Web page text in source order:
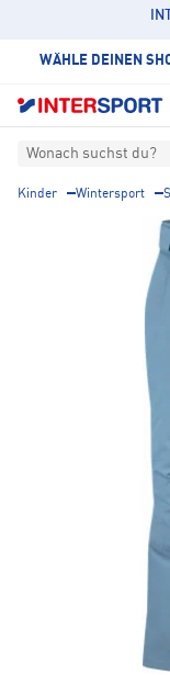
WÄHLE DEINEN
Wonach suchst du?
Kinder Wintersport